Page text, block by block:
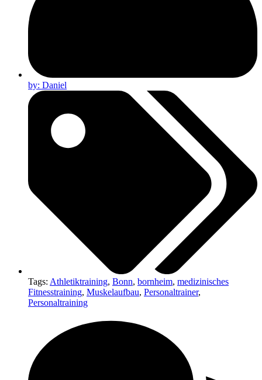
by: Daniel
Tags: Athletiktraining, Bonn, bornheim, medizinisches
Fitnesstraining, Muskelaufbau, Personaltrainer,
Personaltraining